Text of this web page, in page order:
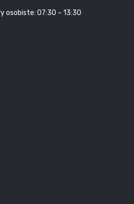
osobiste: 07:30 – 13:30